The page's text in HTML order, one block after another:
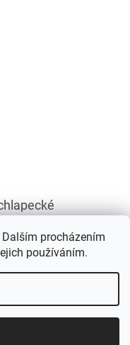
procházením
používáním.